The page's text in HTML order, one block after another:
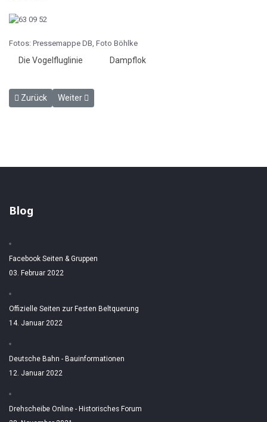
Fotos: Pressemappe DB, Foto Böhlke
Die Vogelfluglinie Dampflok
Vorheriger Beitrag: Am Fehmarnsund im August/September 1962
Zurück Nächster Beitrag: V200 mit Personenzug ca. 1963-1965
Weiter
Blog
Facebook Seiten & Gruppen
03. Februar 2022
Offizielle Seiten zur Festen Beltquerung
14. Januar 2022
Deutsche Bahn - Bauinformationen
12. Januar 2022
Drehscheibe Online - Historisches Forum